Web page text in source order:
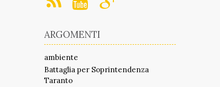
ARGOMENTI
ambiente
Battaglia per Soprintendenza
Taranto